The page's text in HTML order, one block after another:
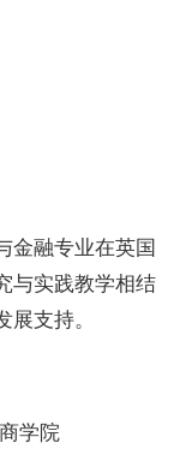
融专业在英国
与实践教学相结
支持。
学院